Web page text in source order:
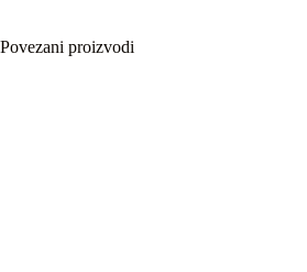
Povezani proizvodi